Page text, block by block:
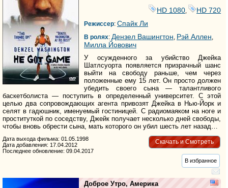
HD 1080
HD 720
Режиссер: Спайк Ли
В ролях: Дензел Вашингтон, Рэй Аллен,
Милла Йовович
У осужденного за убийство Джейка
Шатлсуорта появляется призрачный шанс
выйти на свободу раньше, чем через
положенные ему 15 лет. Он просто должен
убедить своего сына — талантливого
баскетболиста — поступить в определенный университет. С этой
целью два сопровождающих агента привозят Джейка в Нью-Йорк и
селят в гадюшник, именуемый гостиницей. С радиомаяком на ноге и
проституткой по соседству, Джейк получает несколько дней свободы,
чтобы вновь обрести сына, мать которого он убил шесть лет назад…
Скачать и Смотреть
Дата выхода фильма: 01.05.1998
Дата добавления: 17.04.2012
Последнее обновление: 09.04.2017
В избранное
Доброе Утро, Америка